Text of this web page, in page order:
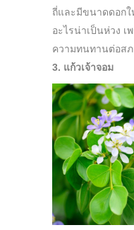
ถี่และมีขนาดดอก
อะไรน่าเป็นห่วง
ความทนทานต่อส
3. แก้วเจ้าจอม